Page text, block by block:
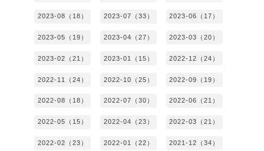
2023-08（18） 2023-07（33） 2023-06（17）
2023-05（19） 2023-04（27） 2023-03（20）
2023-02（21） 2023-01（15） 2022-12（24）
2022-11（24） 2022-10（25） 2022-09（19）
2022-08（18） 2022-07（30） 2022-06（21）
2022-05（15） 2022-04（23） 2022-03（21）
2022-02（23） 2022-01（22） 2021-12（34）